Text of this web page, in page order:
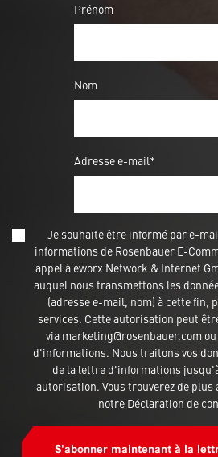
Prénom
Nom
Adresse e-mail*
Je souhaite être informé par e-
informations de Rosenbauer E-
appel à eworx Network & Internet
auquel nous transmettons les
(adresse e-mail, nom) à cette fin,
services. Cette autorisation peut
via marketing@rosenbauer.com
d'informations. Nous traitons vos
de la lettre d'informations
autorisation. Vous trouverez de
notre Déclaration de
S'abonner maintenant à la